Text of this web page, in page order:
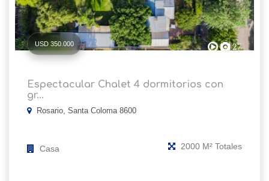
USD 350.000 27
Espectacular Chalet 4 dormitorios con
gr...
Rosario, Santa Coloma 8600
Casa 2000 M² Totales